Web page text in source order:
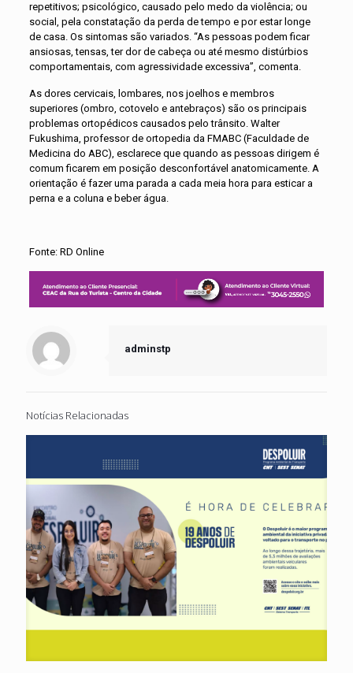
repetitivos; psicológico, causado pelo medo da violência; ou
social, pela constatação da perda de tempo e por estar longe
de casa. Os sintomas são variados. “As pessoas podem ficar
ansiosas, tensas, ter dor de cabeça ou até mesmo distúrbios
comportamentais, com agressividade excessiva”, comenta.
As dores cervicais, lombares, nos joelhos e membros
superiores (ombro, cotovelo e antebraços) são os principais
problemas ortopédicos causados pelo trânsito. Walter
Fukushima, professor de ortopedia da FMABC (Faculdade de
Medicina do ABC), esclarece que quando as pessoas dirigem é
comum ficarem em posição desconfortável anatomicamente. A
orientação é fazer uma parada a cada meia hora para esticar a
perna e a coluna e beber água.
Fonte: RD Online
adminstp
Notícias Relacionadas